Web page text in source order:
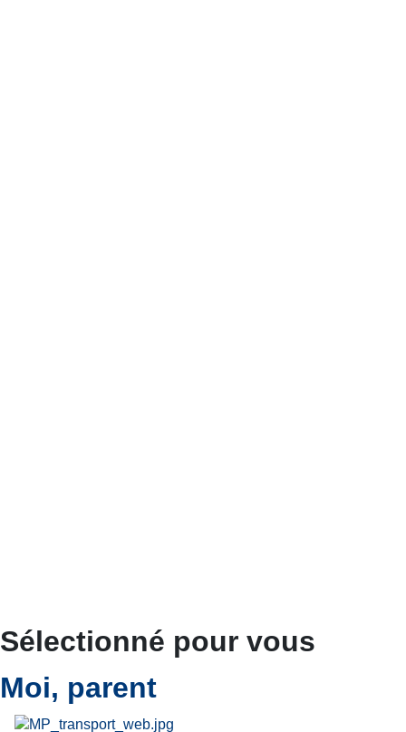
Sélectionné pour vous
Moi, parent